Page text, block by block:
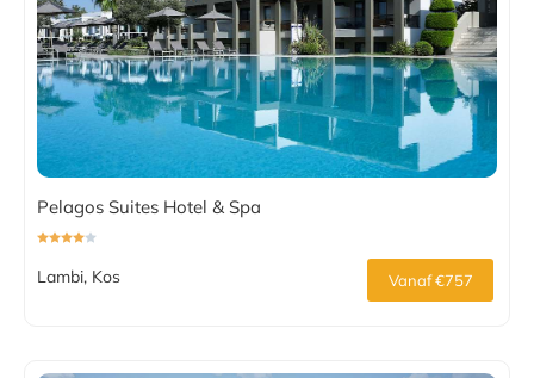
Pelagos Suites Hotel & Spa
Lambi, Kos Vanaf €757